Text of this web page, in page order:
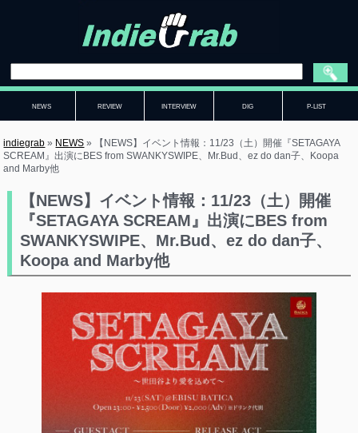
NEWS REVIEW INTERVIEW DIG P-LIST
indiegrab » NEWS »
【NEWS】イベント情報：11/23（土）開催『SETAGAYA
SCREAM』出演にBES from SWANKYSWIPE、Mr.Bud、ez do dan子、Koopa
and Marby他
【NEWS】イベント情報：11/23（土）開催
『SETAGAYA SCREAM』出演にBES from
SWANKYSWIPE、Mr.Bud、ez do dan子、
Koopa and Marby他